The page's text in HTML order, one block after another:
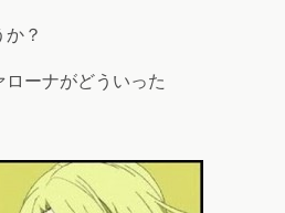
？
ーナがどういった